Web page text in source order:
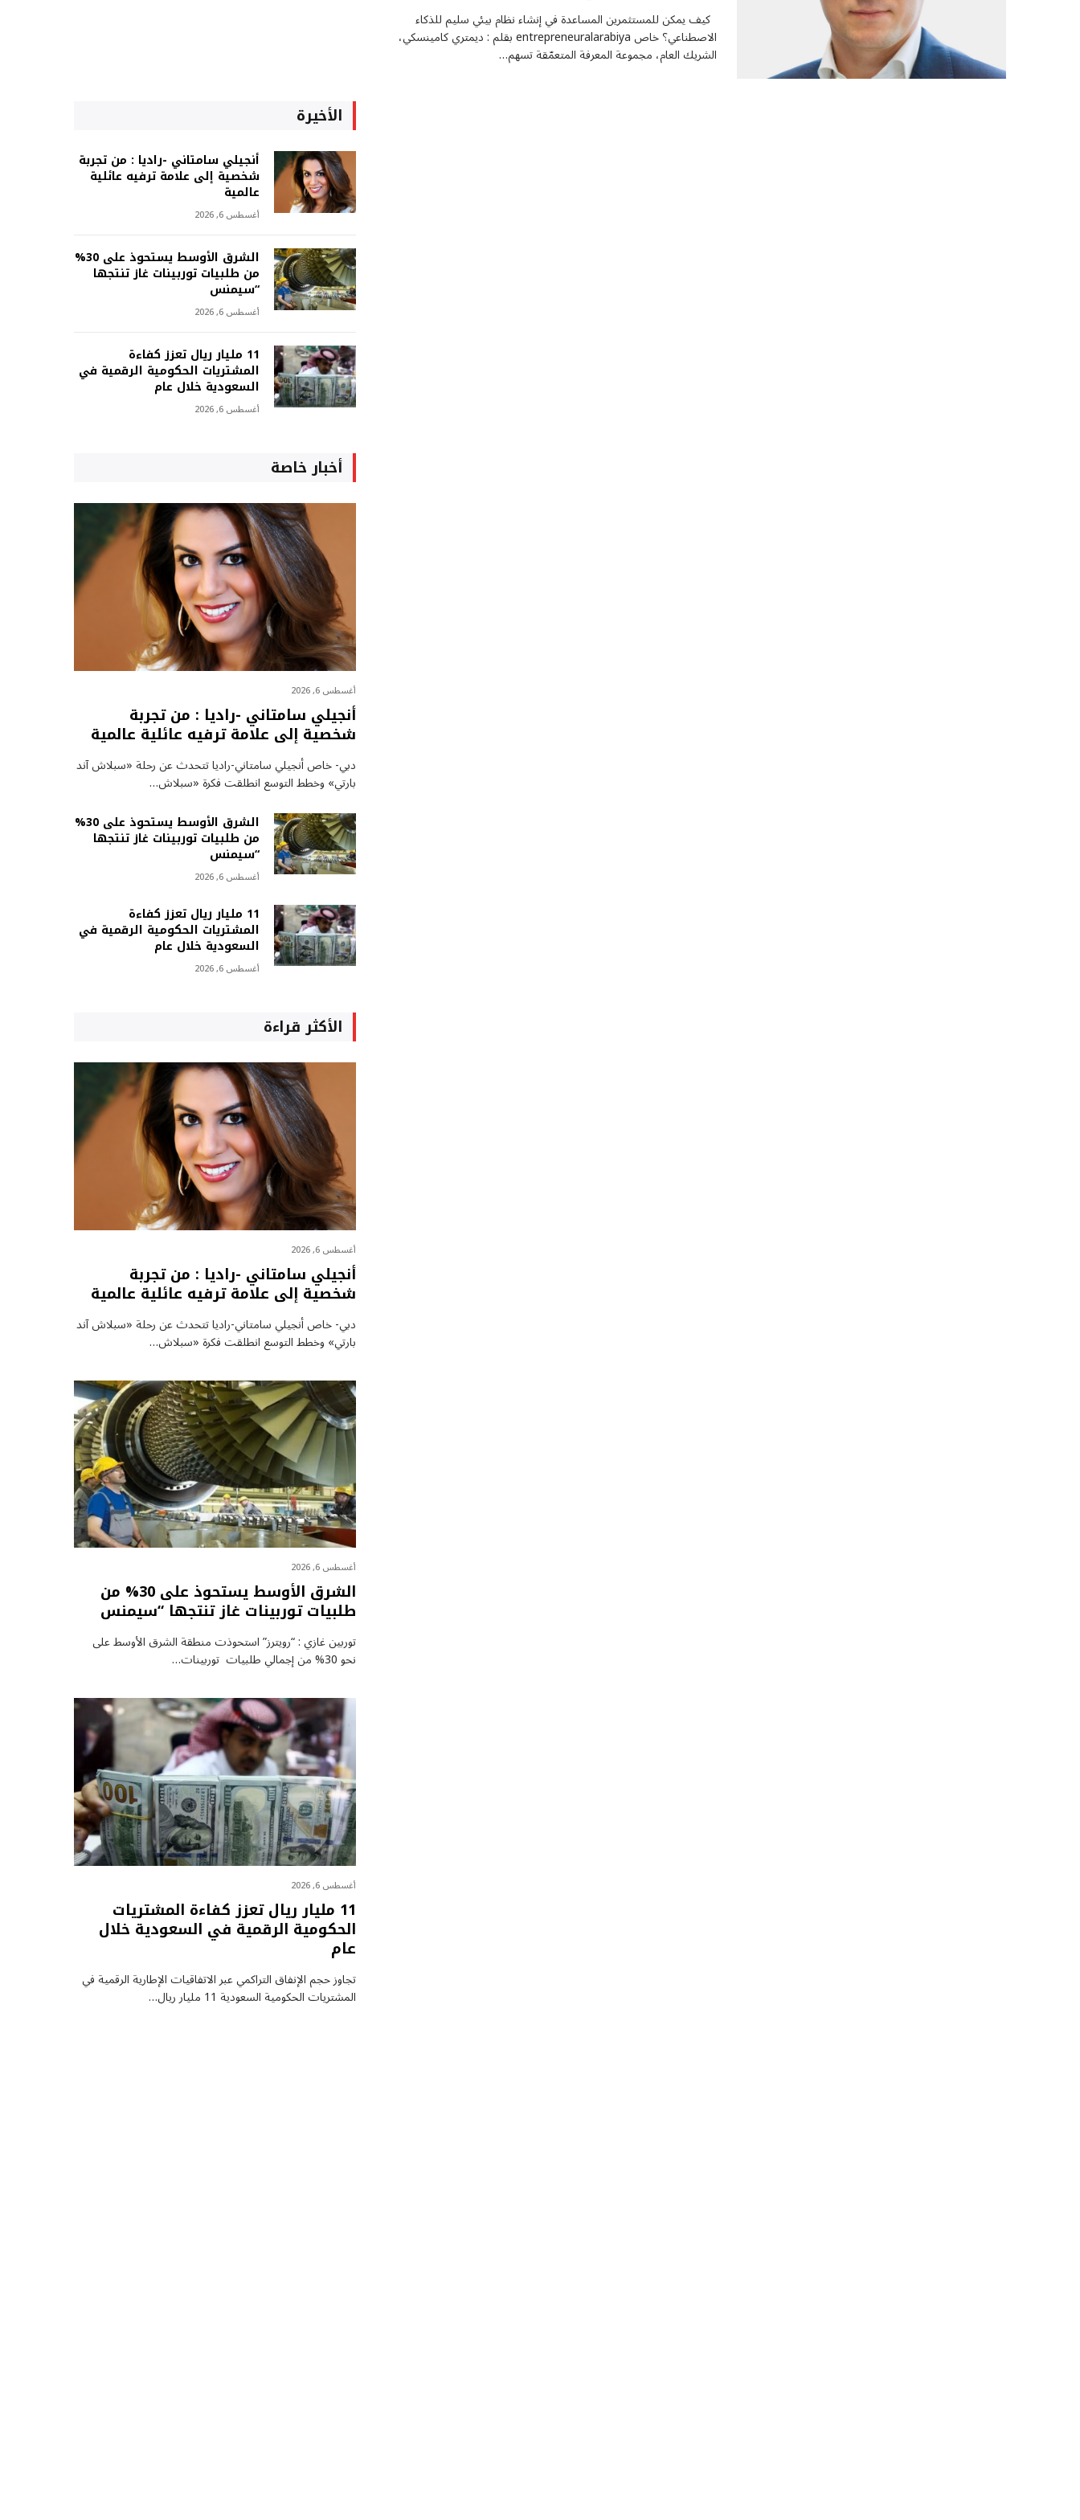
كيف يمكن للمستثمرين المساعدة في إنشاء نظام بيئي سليم للذكاء
الاصطناعي؟ خاص entrepreneuralarabiya بقلم : ديمتري كامينسكي،
الشريك العام، مجموعة المعرفة المتعمّقة تسهم…
الأخيرة
أنجيلي سامتاني -راديا : من تجربة
شخصية إلى علامة ترفيه عائلية
عالمية
أغسطس 6, 2026
الشرق الأوسط يستحوذ على 30%
من طلبيات توربينات غاز تنتجها
“سيمنس
أغسطس 6, 2026
11 مليار ريال تعزز كفاءة
المشتريات الحكومية الرقمية في
السعودية خلال عام
أغسطس 6, 2026
أخبار خاصة
أغسطس 6, 2026
أنجيلي سامتاني -راديا : من تجربة
شخصية إلى علامة ترفيه عائلية عالمية
دبي- خاص أنجيلي سامتاني-راديا تتحدث عن رحلة «سبلاش آند
بارتي» وخطط التوسع انطلقت فكرة «سبلاش…
الشرق الأوسط يستحوذ على 30%
من طلبيات توربينات غاز تنتجها
“سيمنس
أغسطس 6, 2026
11 مليار ريال تعزز كفاءة
المشتريات الحكومية الرقمية في
السعودية خلال عام
أغسطس 6, 2026
الأكثر قراءة
أغسطس 6, 2026
أنجيلي سامتاني -راديا : من تجربة
شخصية إلى علامة ترفيه عائلية عالمية
دبي- خاص أنجيلي سامتاني-راديا تتحدث عن رحلة «سبلاش آند
بارتي» وخطط التوسع انطلقت فكرة «سبلاش…
أغسطس 6, 2026
الشرق الأوسط يستحوذ على 30% من
طلبيات توربينات غاز تنتجها “سيمنس
توربين غازي : “رويترز” استحوذت منطقة الشرق الأوسط على
نحو 30% من إجمالي طلبيات توربينات…
أغسطس 6, 2026
11 مليار ريال تعزز كفاءة المشتريات
الحكومية الرقمية في السعودية خلال
عام
تجاوز حجم الإنفاق التراكمي عبر الاتفاقيات الإطارية الرقمية في
المشتريات الحكومية السعودية 11 مليار ريال…